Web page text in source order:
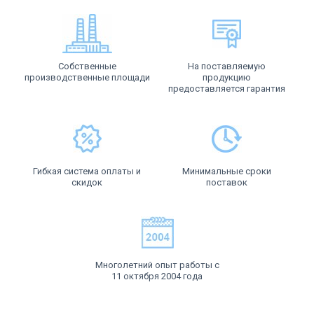
Собственные
производственные площади
На поставляемую
продукцию
предоставляется гарантия
Гибкая система оплаты и
скидок
Минимальные сроки
поставок
Многолетний опыт работы с
11 октября 2004 года